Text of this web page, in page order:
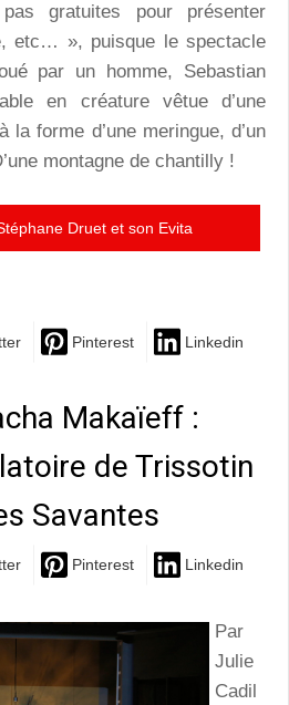
gratuites pour présenter
etc… », puisque le spectacle
par un homme, Sebastian
en créature vêtue d’une
la forme d’une meringue, d’un
montagne de chantilly !
Druet et son Evita
Pinterest Linkedin
Makaïeff :
de Trissotin
Savantes
Pinterest Linkedin
Par
Julie
Cadil